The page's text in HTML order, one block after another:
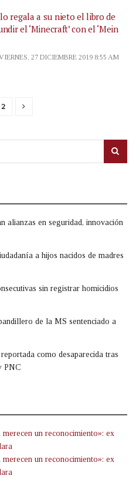
regala a su nieto el libro de
el ‘Minecraft’ con el ‘Mein
27 DICIEMBRE 2019 8:55 AM
2
alianzas en seguridad, innovación
a hijos nacidos de madres
sin registrar homicidios
de la MS sentenciado a
como desaparecida tras
PNC
un reconocimiento»: ex
un reconocimiento»: ex